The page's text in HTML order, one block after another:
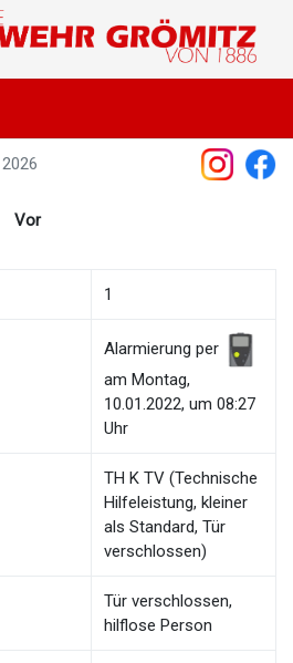
2026
Vor
1
Alarmierung per
am Montag,
10.01.2022, um 08:27
Uhr
TH K TV (Technische
Hilfeleistung, kleiner
als Standard, Tür
verschlossen)
Tür verschlossen,
hilflose Person